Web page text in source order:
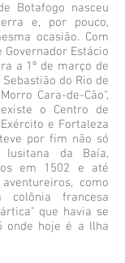
Botafogo nasceu
e, por pouco,
ocasião. Com
Estácio
a 1º de março de
do Rio de
Cara-de-Cão",
o Centro de
e Fortaleza
por fim não só
lusitana da Baía,
em 1502 e até
como
colônia francesa
que havia se
onde hoje é a Ilha